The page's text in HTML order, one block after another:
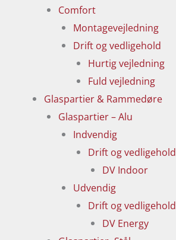
Comfort
Montagevejledning
Drift og vedligehold
Hurtig vejledning
Fuld vejledning
Glaspartier & Rammedøre
Glaspartier – Alu
Indvendig
Drift og vedligehold
DV Indoor
Udvendig
Drift og vedligehold
DV Energy